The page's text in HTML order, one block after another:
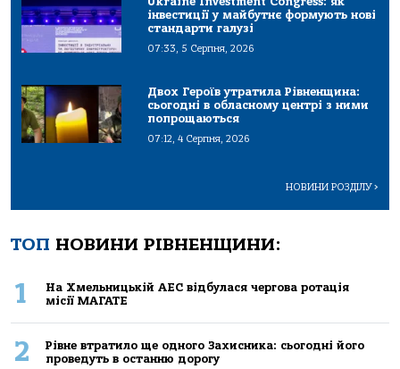
інвестиції у майбутнє формують нові
стандарти галузі
07:33, 5 Серпня, 2026
Двох Героїв утратила Рівненщина:
сьогодні в обласному центрі з ними
попрощаються
07:12, 4 Серпня, 2026
НОВИНИ РОЗДІЛУ>
ТОП НОВИНИ РІВНЕНЩИНИ:
1
На Хмельницькій АЕС відбулася чергова ротація
місії МАГАТЕ
2
Рівне втратило ще одного Захисника: сьогодні його
проведуть в останню дорогу